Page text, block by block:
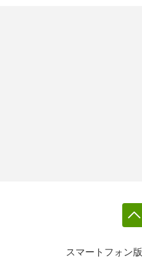
スマートフォン版